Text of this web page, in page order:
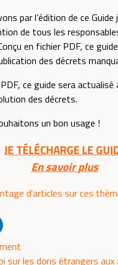
par l’édition de ce Guide
de tous les
en fichier PDF, ce
des décrets
ce guide sera actualisé
des décrets.
un bon usage !
JE TÉLÉCHARGE LE
En savoir plus
d'articles sur ces